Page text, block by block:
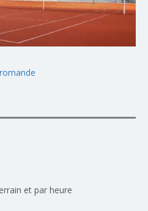
et par heure